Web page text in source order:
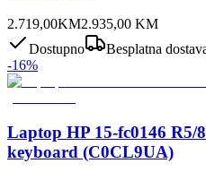
2.719,00KM2.935,00 KM
Dostupno
Besplatna
-16%
Laptop HP 15-fc0146 R5/
keyboard (C0CL9UA)